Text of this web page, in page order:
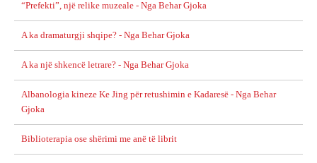
“Prefekti”, një relike muzeale - Nga Behar Gjoka
A ka dramaturgji shqipe? - Nga Behar Gjoka
A ka një shkencë letrare? - Nga Behar Gjoka
Albanologia kineze Ke Jing për retushimin e Kadaresë - Nga Behar
Gjoka
Biblioterapia ose shërimi me anë të librit